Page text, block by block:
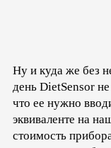
Ну и куда же без
день DietSensor
что ее нужно
эквиваленте на
стоимость